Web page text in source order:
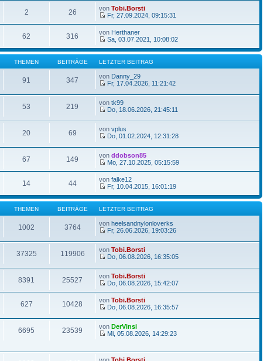
2 26 von Tobi.Borsti
Fr, 27.09.2024, 09:15:31
62 316 von Herthaner
Sa, 03.07.2021, 10:08:02
THEMEN BEITRÄGE LETZTER BEITRAG
91 347 von Danny_29
Fr, 17.04.2026, 11:21:42
53 219 von tk99
Do, 18.06.2026, 21:45:11
20 69 von vplus
Do, 01.02.2024, 12:31:28
67 149 von ddobson85
Mo, 27.10.2025, 05:15:59
14 44 von falke12
Fr, 10.04.2015, 16:01:19
THEMEN BEITRÄGE LETZTER BEITRAG
1002 3764 von heelsandnylonloverks
Fr, 26.06.2026, 19:03:26
37325 119906 von Tobi.Borsti
Do, 06.08.2026, 16:35:05
8391 25527 von Tobi.Borsti
Do, 06.08.2026, 15:42:07
627 10428 von Tobi.Borsti
Do, 06.08.2026, 16:35:57
6695 23539 von DerVinsi
Mi, 05.08.2026, 14:29:23
von Tobi.Borsti